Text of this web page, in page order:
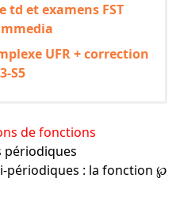
td et examens FST
UFR + correction
S5
de fonctions
périodiques
périodiques : la fonction ℘